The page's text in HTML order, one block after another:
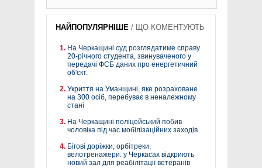
НАЙПОПУЛЯРНІШЕ / ЩО КОМЕНТУЮТЬ
На Черкащині суд розглядатиме справу
20-річного студента, звинуваченого у
передачі ФСБ даних про енергетичний
об'єкт.
Укриття на Уманщині, яке розраховане
на 300 осіб, перебуває в неналежному
стані
На Черкащині поліцейський побив
чоловіка під час мобілізаційних заходів
Бігові доріжки, орбітреки,
велотренажери: у Черкасах відкриють
новий зал для реабілітації ветеранів